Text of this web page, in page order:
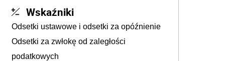
Wskaźniki
Odsetki ustawowe i odsetki za opóźnienie
Odsetki za zwłokę od zaległości
podatkowych